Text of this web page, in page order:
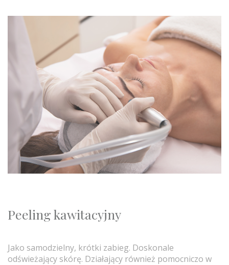
Peeling kawitacyjny
Jako samodzielny, krótki zabieg. Doskonale
odświeżający skórę. Działający również pomocniczo w